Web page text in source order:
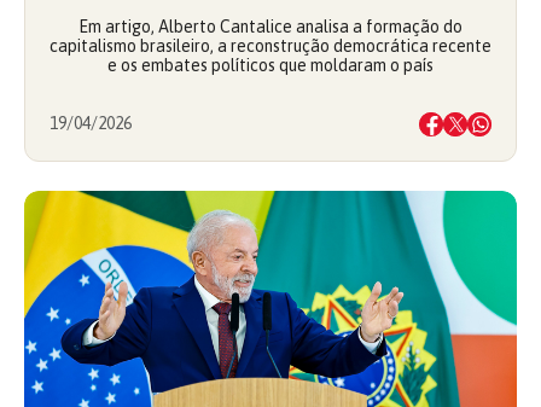
Em artigo, Alberto Cantalice analisa a formação do
capitalismo brasileiro, a reconstrução democrática recente
e os embates políticos que moldaram o país
19/04/2026